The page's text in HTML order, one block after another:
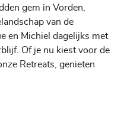
gem in Vorden,
van de
en Michiel dagelijks met
Of je nu kiest voor de
Retreats, genieten